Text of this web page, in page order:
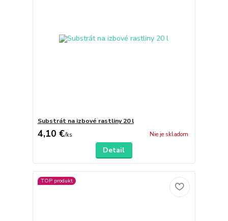
Substrát na izbové rastliny 20 l
4,10 €/ks Nie je skladom
Detail
TOP produkt